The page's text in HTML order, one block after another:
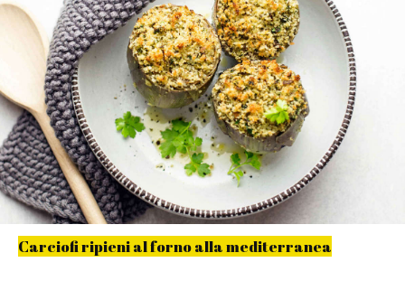
Carciofi ripieni al forno alla mediterranea